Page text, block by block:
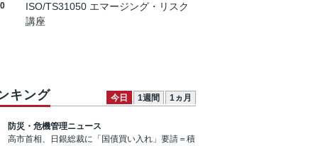
ISO/TS31050 エマージング・リスク
講座
キング 今日 1週間 1ヵ月
防災・危機管理ニュース
高市首相、日銀総裁に「国債買い入れ」要請＝積